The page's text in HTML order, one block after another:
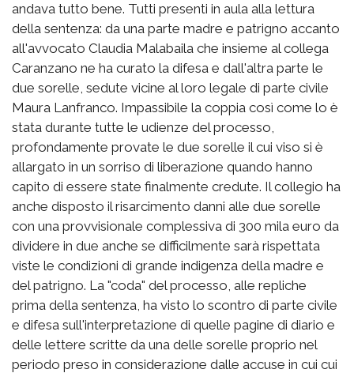
andava tutto bene. Tutti presenti in aula alla lettura
della sentenza: da una parte madre e patrigno accanto
all'avvocato Claudia Malabaila che insieme al collega
Caranzano ne ha curato la difesa e dall'altra parte le
due sorelle, sedute vicine al loro legale di parte civile
Maura Lanfranco. Impassibile la coppia così come lo è
stata durante tutte le udienze del processo,
profondamente provate le due sorelle il cui viso si è
allargato in un sorriso di liberazione quando hanno
capito di essere state finalmente credute. Il collegio ha
anche disposto il risarcimento danni alle due sorelle
con una provvisionale complessiva di 300 mila euro da
dividere in due anche se difficilmente sarà rispettata
viste le condizioni di grande indigenza della madre e
del patrigno. La "coda" del processo, alle repliche
prima della sentenza, ha visto lo scontro di parte civile
e difesa sull'interpretazione di quelle pagine di diario e
delle lettere scritte da una delle sorelle proprio nel
periodo preso in considerazione dalle accuse in cui cui